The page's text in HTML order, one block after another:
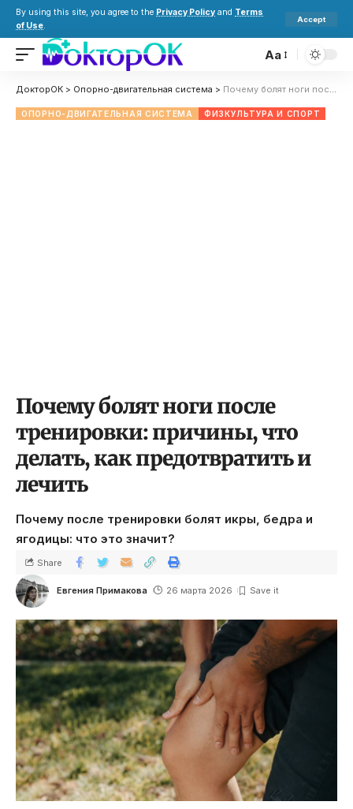
By using this site, you agree to the Privacy Policy and Terms
of Use.
Accept
Aa
ДокторОК > Опорно-двигательная система > Почему болят ноги после тренировки: причины, что делать, как предотвратить и лечить
ОПОРНО-ДВИГАТЕЛЬНАЯ СИСТЕМА ФИЗКУЛЬТУРА И СПОРТ
Почему болят ноги после
тренировки: причины, что
делать, как предотвратить и
лечить
Почему после тренировки болят икры, бедра и
ягодицы: что это значит?
Евгения Примакова 26 марта 2026
Share